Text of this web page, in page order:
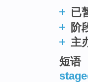
已
阶
主
短语